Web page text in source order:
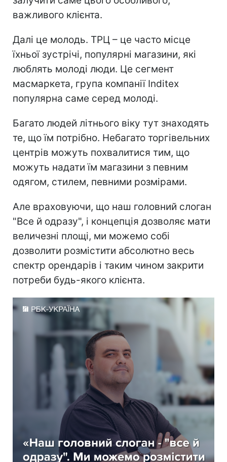
важливого клієнта.
Далі це молодь. ТРЦ – це часто місце
їхньої зустрічі, популярні магазини, які
люблять молоді люди. Це сегмент
масмаркета, група компанії Indіtex
популярна саме серед молоді.
Багато людей літнього віку тут знаходять
те, що їм потрібно. Небагато торгівельних
центрів можуть похвалитися тим, що
можуть надати їм магазини з певним
одягом, стилем, певними розмірами.
Але враховуючи, що наш головний слоган
"Все й одразу", і концепція дозволяє мати
величезні площі, ми можемо собі
дозволити розмістити абсолютно весь
спектр орендарів і таким чином закрити
потреби будь-якого клієнта.